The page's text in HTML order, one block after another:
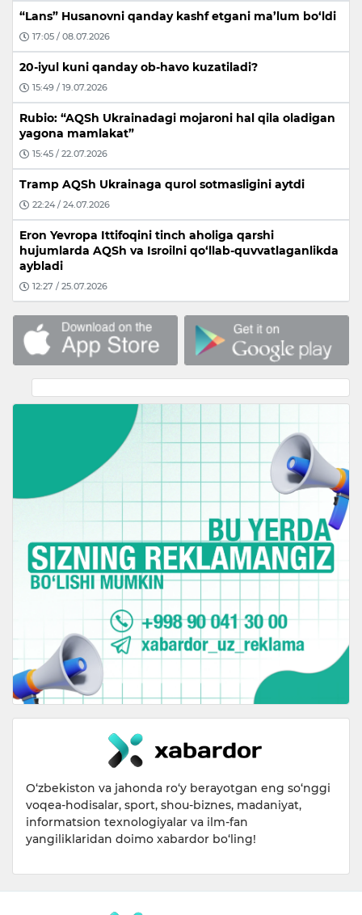
“Lans” Husanovni qanday kashf etgani ma’lum bo‘ldi
17:05 / 08.07.2026
20-iyul kuni qanday ob-havo kuzatiladi?
15:49 / 19.07.2026
Rubio: “AQSh Ukrainadagi mojaroni hal qila oladigan
yagona mamlakat”
15:45 / 22.07.2026
Tramp AQSh Ukrainaga qurol sotmasligini aytdi
22:24 / 24.07.2026
Eron Yevropa Ittifoqini tinch aholiga qarshi
hujumlarda AQSh va Isroilni qo‘llab-quvvatlaganlikda
aybladi
12:27 / 25.07.2026
O‘zbekiston va jahonda ro‘y berayotgan eng so‘nggi
voqea-hodisalar, sport, shou-biznes, madaniyat,
informatsion texnologiyalar va ilm-fan
yangiliklaridan doimo xabardor bo‘ling!